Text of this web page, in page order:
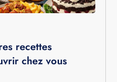
recettes
chez vous